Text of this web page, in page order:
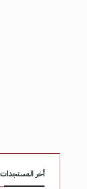
أخر المستجدات